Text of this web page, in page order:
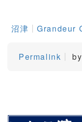
沼津 Grandeur
Permalink